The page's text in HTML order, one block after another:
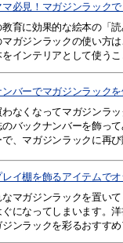
必見！マガジンラック
育に効果的な絵本の「
ガジンラックの使い方
をインテリアとして使うこ
バーでマガジンラックを
なくなってマガジンラ
のバックナンバーを飾っ
、マガジンラックに再び
イ棚を飾るアイテムでオ
なマガジンラックを置い
になってしまいます。
ジンラックを彩るおすす